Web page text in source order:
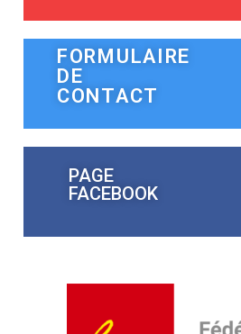
FORMULAIRE
DE
CONTACT
PAGE
FACEBOOK